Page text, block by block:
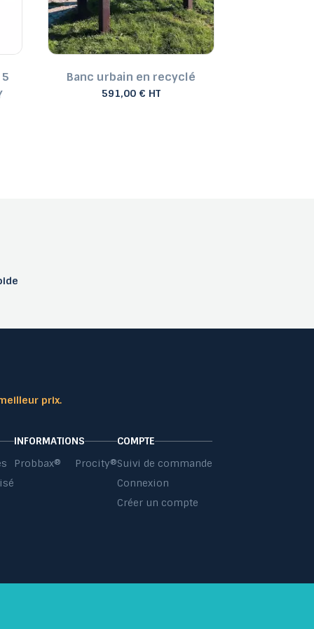
Banc urbain en recyclé
591,00 € HT
prix.
INFORMATIONS
Probbax®
Procity®
COMPTE
Suivi de commande
Connexion
Créer un compte